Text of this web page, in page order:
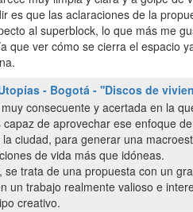
es que las aclaraciones de la
al superblock, lo que más me
que ver cómo se cierra el espacio
- Bogotá - ''Discos de
consecuente y acertada en la
de aprovechar ese enfoque
ciudad, para generar una
de vida más que idóneas.
se trata de una propuesta con un
un trabajo realmente valioso e
creativo.